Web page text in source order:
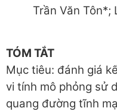
Trần Văn Tôn*;
TÓM TẮT
Mục tiêu: đánh giá
vi tính mô phỏng sử
quang đường tĩnh